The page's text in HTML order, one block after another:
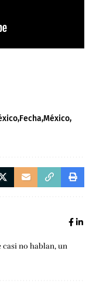
Fecha México
no hablan, un